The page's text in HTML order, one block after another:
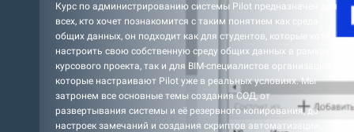
Курс по администрированию системы Pilot предназначен для
всех, кто хочет познакомится с таким понятием как среда
общих данных, он подходит как для студентов, которые хотят
настроить свою собственную среду общих данных в рамках
курсового проекта, так и для BIM-специалистов организаций,
которые настраивают Pilot уже в реальных условиях. Мы
затронем все основные темы создания СОД, от
развертывания системы и её резервного копирования, до
настроек замечаний и создания скриптов автоматизации.